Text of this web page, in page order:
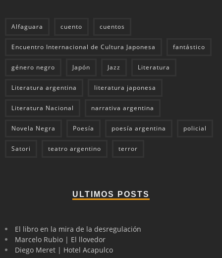
Alfaguara cuento cuentos
Encuentro Internacional de Cultura Japonesa fantástico
género negro Japón Jazz Literatura
Literatura argentina literatura japonesa
Literatura Nacional narrativa argentina
Novela Negra Poesía poesía argentina policial
Satori teatro argentino terror
ULTIMOS POSTS
El libro en la mira de la desregulación
Marcelo Rubio | El llovedor
Diego Meret | Hotel Acapulco